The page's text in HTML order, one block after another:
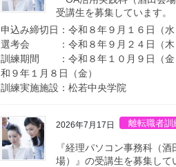
受講生を募集しています。
申込み締切日：令和８年９月１６日（
選考会 ：令和８年９月２４日（木
訓練期間 ：令和８年１０月９日（金
和９年１月８日（金）
訓練実施施設：松若中央学院
2026年7月17日 離転職者訓
『経理パソコン事務科（酒
場）』の受講生を募集して